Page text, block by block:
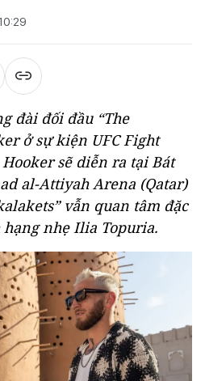
đài đối đầu “The
ở sự kiện UFC Fight
sẽ diễn ra tại Bát
al-Attiyah Arena (Qatar)
vẫn quan tâm đặc
nhẹ Ilia Topuria.